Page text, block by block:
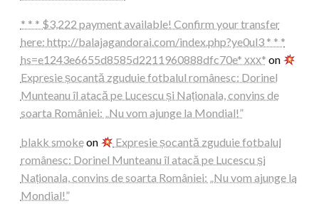
* * * $3,222 payment available! Confirm your transfer
here: http://balajagandorai.com/index.php?ye0ul3 * * *
hs=e1243e6655d8585d2211960888dfc70e* ххх* on
Expresie șocantă zguduie fotbalul românesc: Dorinel
Munteanu îl atacă pe Lucescu și Naționala, convins de
soarta României: „Nu vom ajunge la Mondial!”
blakk smokeon
Expresie șocantă zguduie fotbalul
românesc: Dorinel Munteanu îl atacă pe Lucescu și
Naționala, convins de soarta României: „Nu vom ajunge la
Mondial!”